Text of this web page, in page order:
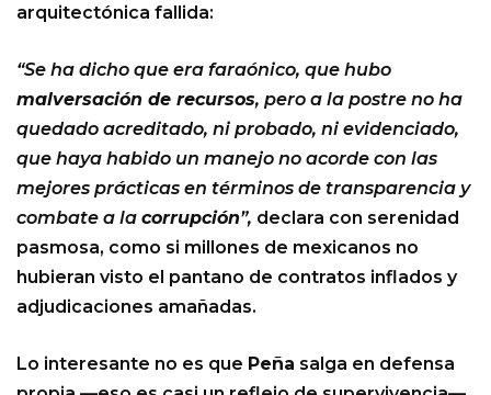
arquitectónica fallida:
“Se ha dicho que era faraónico, que hubo
malversación de recursos, pero a la postre no ha
quedado acreditado, ni probado, ni evidenciado,
que haya habido un manejo no acorde con las
mejores prácticas en términos de transparencia y
combate a la corrupción”, declara con serenidad
pasmosa, como si millones de mexicanos no
hubieran visto el pantano de contratos inflados y
adjudicaciones amañadas.
Lo interesante no es que Peña salga en defensa